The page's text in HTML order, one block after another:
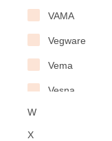
VAMA
Vegware
Vema
Vesna
W
X